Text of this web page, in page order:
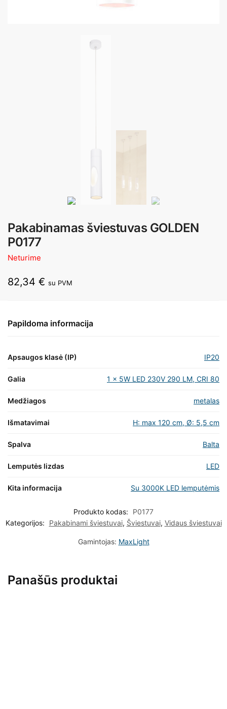
Pakabinamas šviestuvas GOLDEN
P0177
Neturime
82,34 € su PVM
Papildoma informacija
Apsaugos klasė (IP) IP20
Galia 1 x 5W LED 230V 290 LM, CRI 80
Medžiagos metalas
Išmatavimai H: max 120 cm, Ø: 5,5 cm
Spalva Balta
Lemputės lizdas LED
Kita informacija Su 3000K LED lemputėmis
Produkto kodas:
P0177
Kategorijos:
Pakabinami šviestuvai, Šviestuvai, Vidaus šviestuvai
Gamintojas: MaxLight
Panašūs produktai